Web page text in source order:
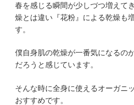
春を感じる瞬間が少しづつ増えて
燥とは違い『花粉』による乾燥も
す。
僕自身肌の乾燥が一番気になるの
だろうと感じています。
そんな時に全身に使えるオーガニ
おすすめです。